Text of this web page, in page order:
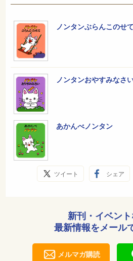
ノンタンぶらんこのせて
ノンタンおやすみなさ
あかんべノンタン
ツイート シェア
新刊・イベント
最新情報をメール
メルマガ購読